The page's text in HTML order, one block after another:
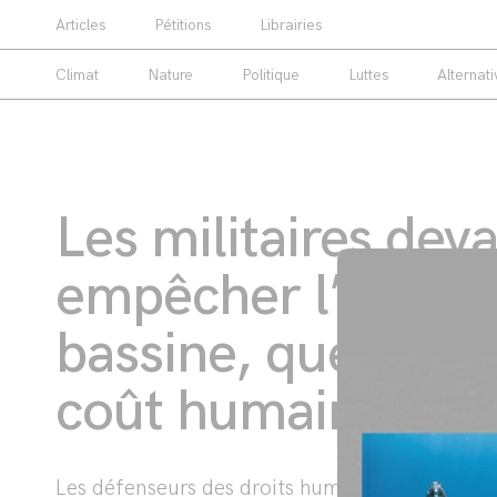
Vous cherchez un média alternatif ? Un média
Articles Pétitions Librairies
Climat Nature Politique Luttes
Les militaires
empêcher l’accès
bassine, quel
coût humain »
Les défenseurs des droits humains dénoncent